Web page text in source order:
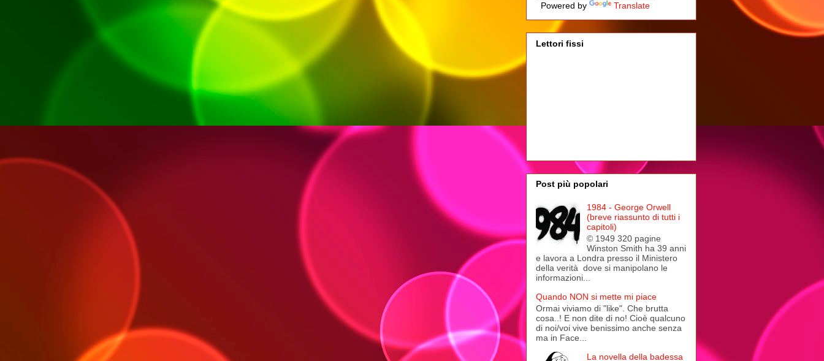
Powered by Translate
Lettori fissi
Post più popolari
1984 - George Orwell
(breve riassunto di tutti i
capitoli)
© 1949 320 pagine
Winston Smith ha 39 anni
e lavora a Londra presso il Ministero
della verità dove si manipolano le
informazioni...
Quando NON si mette mi piace
Ormai viviamo di "like". Che brutta
cosa..! E non dite di no! Cioè qualcuno
di noi/voi vive benissimo anche senza
ma in Face...
La novella della badessa